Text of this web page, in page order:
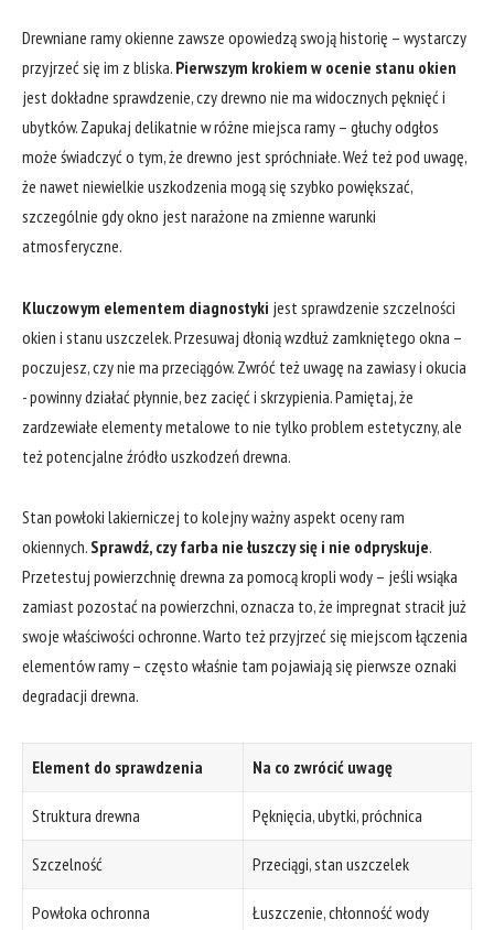
Drewniane ramy okienne ⁤zawsze opowiedzą swoją historię – wystarczy
przyjrzeć się ​im z ‍bliska. Pierwszym​ krokiem w ocenie ​stanu okien
jest dokładne sprawdzenie, czy drewno‍ nie ma ‍widocznych pęknięć i
ubytków. Zapukaj delikatnie w⁤ różne miejsca ramy – głuchy odgłos
może świadczyć o tym, że ​drewno jest spróchniałe. Weź też pod uwagę,
że ‍nawet niewielkie‌ uszkodzenia mogą się szybko powiększać,
szczególnie ⁢gdy okno jest narażone na zmienne warunki
atmosferyczne.
Kluczowym ‌elementem⁣ diagnostyki jest‌ sprawdzenie szczelności
okien ​i stanu uszczelek. Przesuwaj dłonią wzdłuż⁤ zamkniętego ​okna –
poczujesz, czy ‍nie ma przeciągów. Zwróć też uwagę na zawiasy ​i okucia
⁤- powinny działać płynnie, bez zacięć i skrzypienia. Pamiętaj, że
zardzewiałe elementy metalowe to nie tylko problem estetyczny, ale
⁣też potencjalne źródło uszkodzeń drewna.
Stan powłoki lakierniczej ⁤to kolejny ważny aspekt oceny ram
okiennych. Sprawdź, czy farba nie łuszczy się i‌ nie odpryskuje.
Przetestuj⁣ powierzchnię drewna za pomocą⁤ kropli wody‌ – jeśli wsiąka
zamiast ​pozostać na ⁤powierzchni,⁢ oznacza ⁢to, że ‍impregnat stracił już
swoje właściwości‍ ochronne.⁤ Warto też⁢ przyjrzeć się miejscom ⁤łączenia
elementów⁣ ramy – często właśnie tam pojawiają się⁣ pierwsze ​oznaki
degradacji drewna.
Element ⁢do sprawdzenia Na co zwrócić uwagę
Struktura drewna Pęknięcia, ubytki, próchnica
Szczelność Przeciągi, stan uszczelek
Powłoka ochronna Łuszczenie, chłonność wody